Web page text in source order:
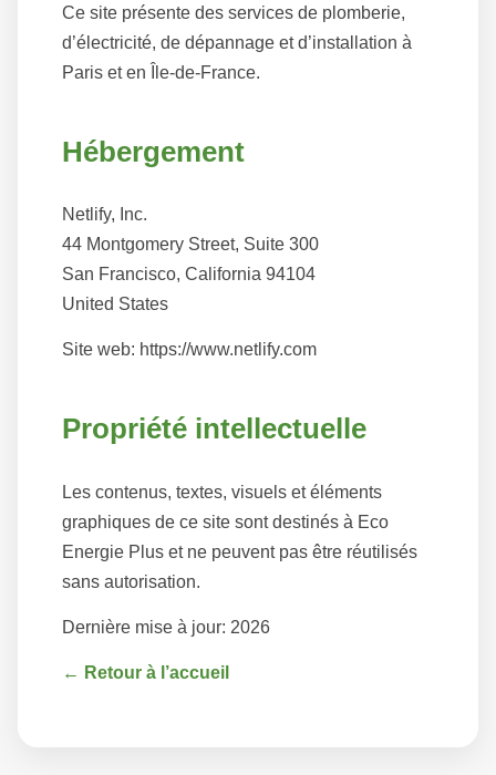
Ce site présente des services de plomberie,
d’électricité, de dépannage et d’installation à
Paris et en Île-de-France.
Hébergement
Netlify, Inc.
44 Montgomery Street, Suite 300
San Francisco, California 94104
United States
Site web: https://www.netlify.com
Propriété intellectuelle
Les contenus, textes, visuels et éléments
graphiques de ce site sont destinés à Eco
Energie Plus et ne peuvent pas être réutilisés
sans autorisation.
Dernière mise à jour: 2026
← Retour à l’accueil